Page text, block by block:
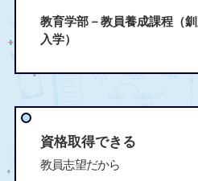
教育学部－教員養成課程（
入学）
資格取得できる
教員志望だから